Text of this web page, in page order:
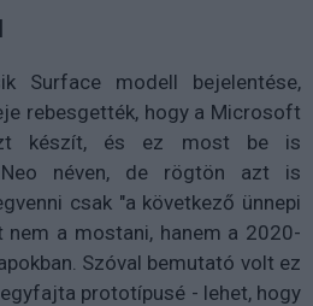
Surface modell bejelentése,
rebesgették, hogy a Microsoft
készít, és ez most be is
néven, de rögtön azt is
csak "a következő ünnepi
nem a mostani, hanem a 2020-
Szóval bemutató volt ez
prototípusé - lehet, hogy